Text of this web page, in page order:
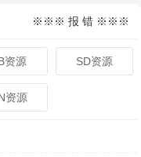
※※※ 报 错 ※※※
资源 SD资源
资源